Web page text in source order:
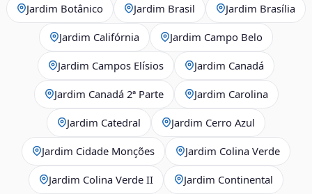
Jardim Botânico Jardim Brasil Jardim Brasília
Jardim Califórnia Jardim Campo Belo
Jardim Campos Elísios Jardim Canadá
Jardim Canadá 2ª Parte Jardim Carolina
Jardim Catedral Jardim Cerro Azul
Jardim Cidade Monções Jardim Colina Verde
Jardim Colina Verde II Jardim Continental